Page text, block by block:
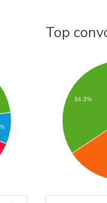
Top
34.3%